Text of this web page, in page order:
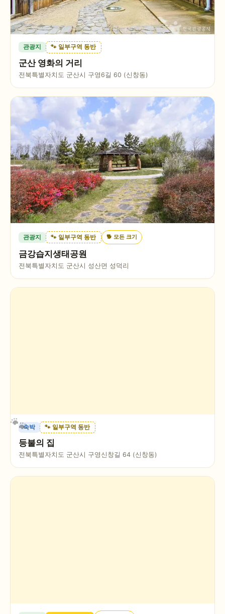
관광지 🐾 일부구역 동반
군산 영화의 거리
전북특별자치도 군산시 구영6길 60 (신창동)
관광지 🐾 일부구역 동반 🐕 모든 크기
금강습지생태공원
전북특별자치도 군산시 성산면 성덕리
숙박 🐾 일부구역 동반
등불의 집
전북특별자치도 군산시 구영신창길 64 (신창동)